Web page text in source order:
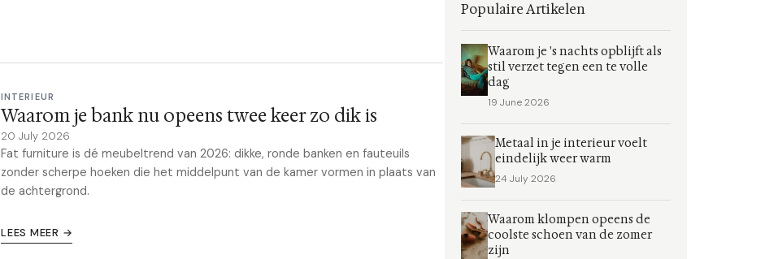
INTERIEUR
Waarom je bank nu opeens twee keer zo dik is
20 July 2026
Fat furniture is dé meubeltrend van 2026: dikke, ronde banken en fauteuils
zonder scherpe hoeken die het middelpunt van de kamer vormen in plaats van
de achtergrond.
LEES MEER →
Populaire Artikelen
Waarom je 's nachts opblijft als
stil verzet tegen een te volle
dag
19 June 2026
Metaal in je interieur voelt
eindelijk weer warm
24 July 2026
Waarom klompen opeens de
coolste schoen van de zomer
zijn